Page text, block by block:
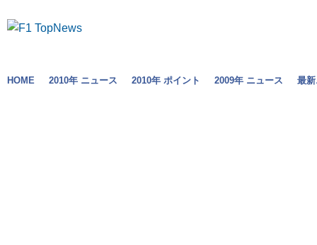
HOME 2010年 ニュース 2010年 ポイント 2009年 ニュース 最